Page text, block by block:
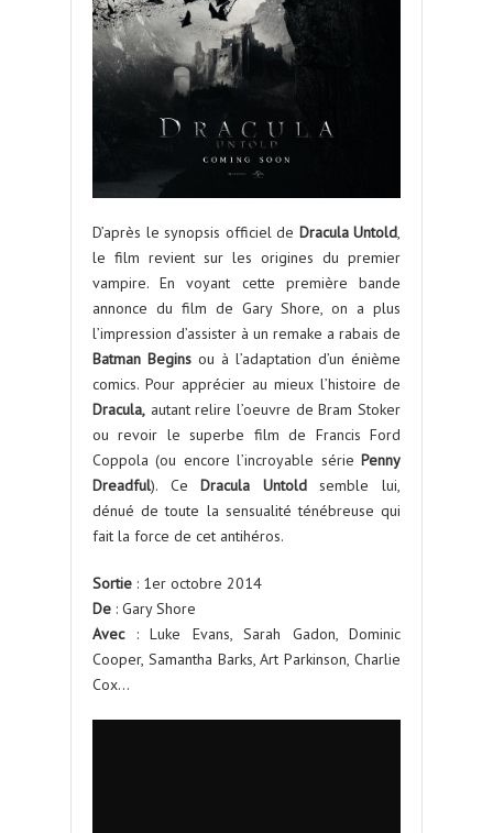
D’après le synopsis officiel de Dracula Untold,
le film revient sur les origines du premier
vampire. En voyant cette première bande
annonce du film de Gary Shore, on a plus
l’impression d’assister à un remake a rabais de
Batman Begins ou à l’adaptation d’un énième
comics. Pour apprécier au mieux l’histoire de
Dracula, autant relire l’oeuvre de Bram Stoker
ou revoir le superbe film de Francis Ford
Coppola (ou encore l’incroyable série Penny
Dreadful). CeDracula Untoldsemble lui,
dénué de toute la sensualité ténébreuse qui
fait la force de cet antihéros.
Sortie : 1er octobre 2014
De : Gary Shore
Avec: Luke Evans, Sarah Gadon, Dominic
Cooper, Samantha Barks, Art Parkinson, Charlie
Cox…